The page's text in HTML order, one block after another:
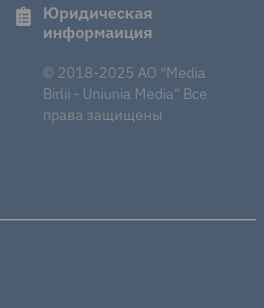
Юридическая
информаиция
© 2018-2025 AO "Media
Birlii - Uniunia Media" Все
права защищены